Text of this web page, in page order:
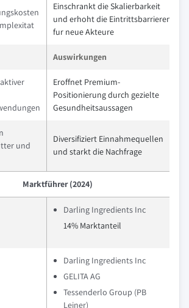
Einschrankt die Skalierbarkeit
und erhoht die Eintrittsbarrieren
fur neue Akteure
Auswirkungen
Eroffnet Premium-
Positionierung durch gezielte
Gesundheitsaussagen
und
Diversifiziert Einnahmequellen
und starkt die Nachfrage
Marktführer (2024)
Darling Ingredients Inc
14% Marktanteil
Darling Ingredients Inc
GELITA AG
Tessenderlo Group (PB
Leiner)